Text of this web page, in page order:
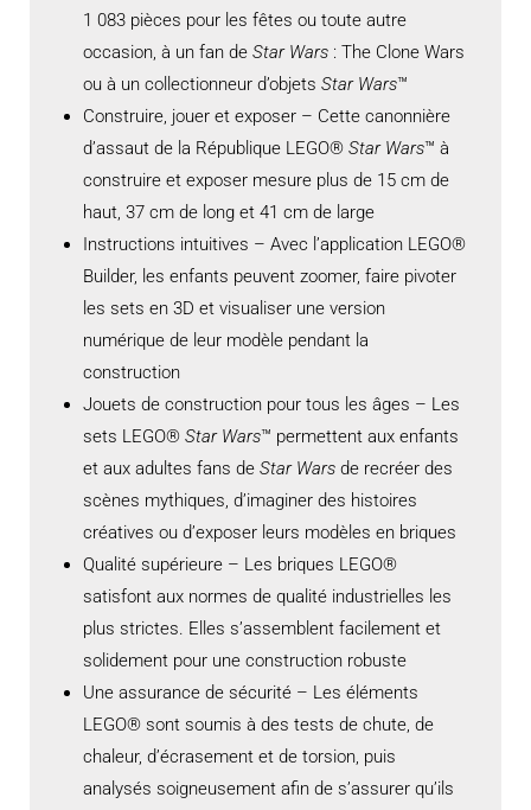
1 083 pièces pour les fêtes ou toute autre
occasion, à un fan de Star Wars : The Clone Wars
ou à un collectionneur d’objets Star Wars™
Construire, jouer et exposer – Cette canonnière
d’assaut de la République LEGO® Star Wars™ à
construire et exposer mesure plus de 15 cm de
haut, 37 cm de long et 41 cm de large
Instructions intuitives – Avec l’application LEGO®
Builder, les enfants peuvent zoomer, faire pivoter
les sets en 3D et visualiser une version
numérique de leur modèle pendant la
construction
Jouets de construction pour tous les âges – Les
sets LEGO® Star Wars™ permettent aux enfants
et aux adultes fans de Star Wars de recréer des
scènes mythiques, d’imaginer des histoires
créatives ou d’exposer leurs modèles en briques
Qualité supérieure – Les briques LEGO®
satisfont aux normes de qualité industrielles les
plus strictes. Elles s’assemblent facilement et
solidement pour une construction robuste
Une assurance de sécurité – Les éléments
LEGO® sont soumis à des tests de chute, de
chaleur, d’écrasement et de torsion, puis
analysés soigneusement afin de s’assurer qu’ils